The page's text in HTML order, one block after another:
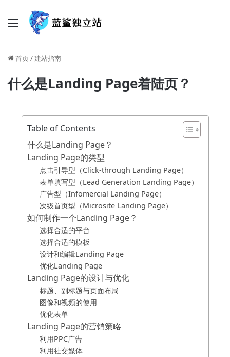
菜单
首页/建站指南
什么是Landing Page着陆页？
Table of Contents
什么是Landing Page？
Landing Page的类型
点击引导型（Click-through Landing Page）
表单填写型（Lead Generation Landing Page）
广告型（Infomercial Landing Page）
次级首页型（Microsite Landing Page）
如何制作一个Landing Page？
选择合适的平台
选择合适的模板
设计和编辑Landing Page
优化Landing Page
Landing Page的设计与优化
标题、副标题与页面布局
图像和视频的使用
优化表单
Landing Page的营销策略
利用PPC广告
利用社交媒体